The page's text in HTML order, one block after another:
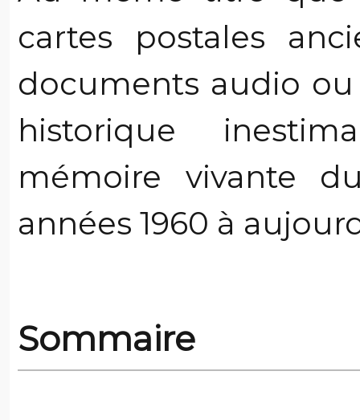
cartes postales
documents audio
historique
mémoire vivante
années 1960 à
Sommaire